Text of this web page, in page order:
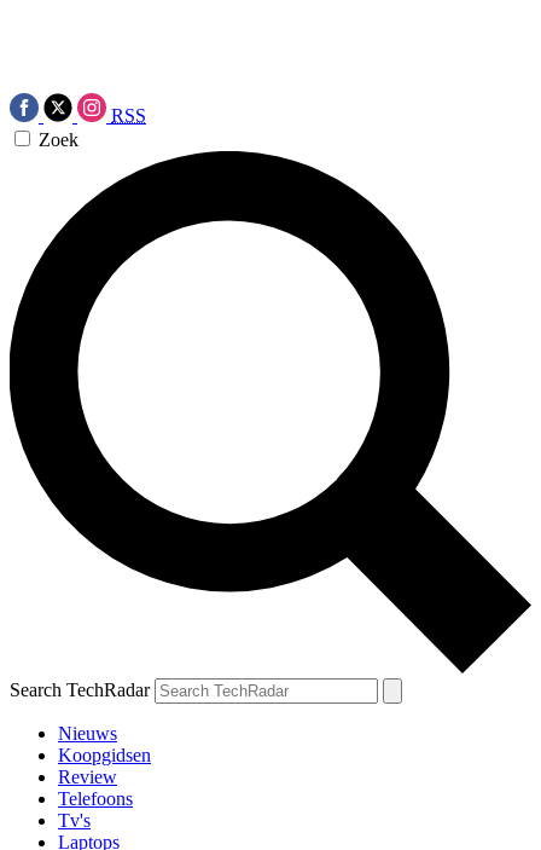
RSS
Zoek
Search TechRadar
Nieuws
Koopgidsen
Review
Telefoons
Tv's
Laptops